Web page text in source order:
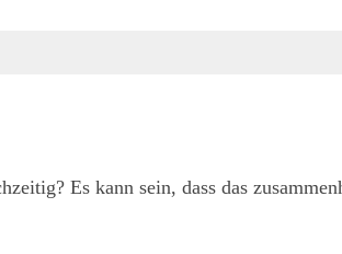
Es kann sein, dass das